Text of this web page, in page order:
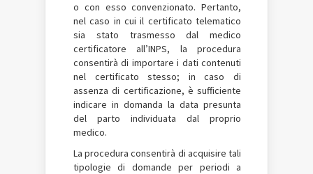
o con esso convenzionato. Pertanto,
nel caso in cui il certificato telematico
sia stato trasmesso dal medico
certificatore all’INPS, la procedura
consentirà di importare i dati contenuti
nel certificato stesso; in caso di
assenza di certificazione, è sufficiente
indicare in domanda la data presunta
del parto individuata dal proprio
medico.
La procedura consentirà di acquisire tali
tipologie di domande per periodi a